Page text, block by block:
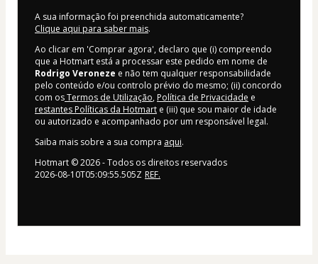
A sua informação foi preenchida automaticamente?
Clique aqui para saber mais.
Ao clicar em 'Comprar agora', declaro que (i) compreendo
que a Hotmart está a processar este pedido em nome de
Rodrigo Veroneze e não tem qualquer responsabilidade
pelo conteúdo e/ou controlo prévio do mesmo; (ii) concordo
com osTermos de Utilização, Política de Privacidade e
restantes Políticas da Hotmart e (iii) que sou maior de idade
ou autorizado e acompanhado por um responsável legal.
Saiba mais sobre a sua compra aqui.
Hotmart ©2026- Todos os direitos reservados
2026-08-10T05:09:55.505Z REF.